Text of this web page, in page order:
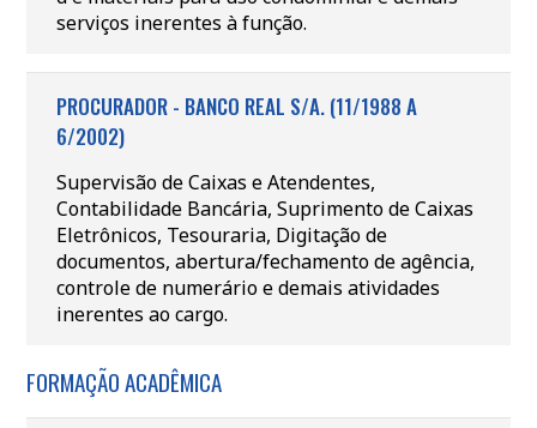
serviços inerentes à função.
PROCURADOR - BANCO REAL S/A. (11/1988 A
6/2002)
Supervisão de Caixas e Atendentes,
Contabilidade Bancária, Suprimento de Caixas
Eletrônicos, Tesouraria, Digitação de
documentos, abertura/fechamento de agência,
controle de numerário e demais atividades
inerentes ao cargo.
FORMAÇÃO ACADÊMICA